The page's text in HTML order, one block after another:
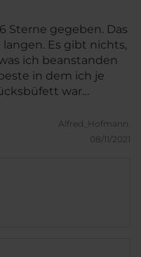
Sterne gegeben. Das
Es gibt nichts,
ich beanstanden
in dem ich je
war
unübertrefflich. Also
sicher wider.
Alfred_Hofmann.
08/11/2021